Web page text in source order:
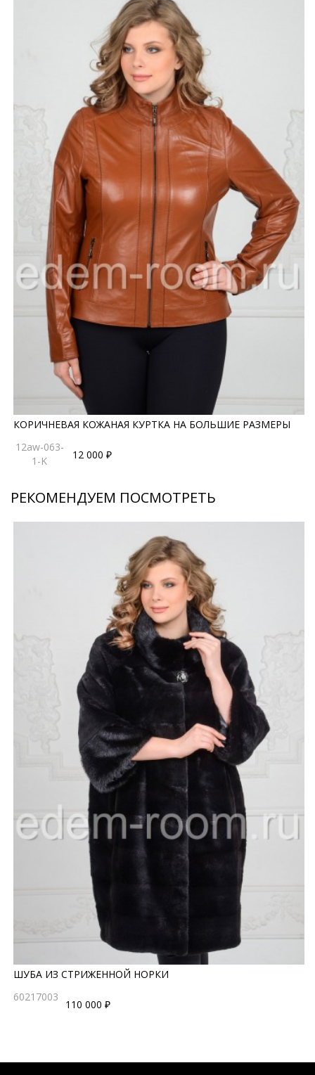
КОРИЧНЕВАЯ КОЖАНАЯ КУРТКА НА БОЛЬШИЕ РАЗМЕРЫ
12aw-063-
1-K
12 000 ₽
РЕКОМЕНДУЕМ ПОСМОТРЕТЬ
ШУБА ИЗ СТРИЖЕННОЙ НОРКИ
60217003
110 000 ₽